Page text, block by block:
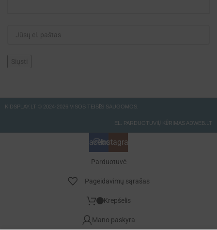
KIDSPLAY.LT © 2024-2026 VISOS TEISĖS SAUGOMOS.
EL. PARDUOTUVIŲ KŪRIMAS ADWEB.LT
Facebook
Instagramas
Parduotuvė
Pageidavimų sąrašas
Krepšelis
Mano paskyra